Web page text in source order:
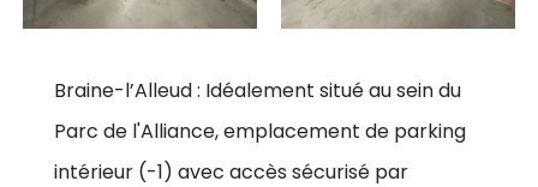
Braine-l’Alleud : Idéalement situé au sein du
Parc de l'Alliance, emplacement de parking
intérieur (-1) avec accès sécurisé par